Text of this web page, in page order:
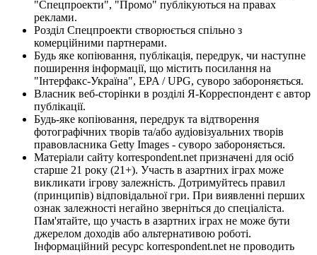
"Спецпроекти", "Промо" публікуються на правах
реклами.
Розділ Спецпроекти створюється спільно з
комерційними партнерами.
Будь яке копіювання, публікація, передрук, чи наступне
поширення інформації, що містить посилання на
"Інтерфакс-Україна", EPA / UPG, суворо забороняється.
Власник веб-сторінки в розділі Я-Корреспондент є автор
публікації.
Будь-яке копіювання, передрук та відтворення
фотографічних творів та/або аудіовізуальних творів
правовласника Getty Images - суворо забороняється.
Матеріали сайту korrespondent.net призначені для осіб
старше 21 року (21+). Участь в азартних іграх може
викликати ігрову залежність. Дотримуйтесь правил
(принципів) відповідальної гри. При виявленні перших
ознак залежності негайно зверніться до спеціаліста.
Пам'ятайте, що участь в азартних іграх не може бути
джерелом доходів або альтернативою роботі.
Інформаційний ресурс korrespondent.net не проводить